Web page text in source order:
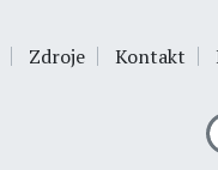
Zdroje Kontakt